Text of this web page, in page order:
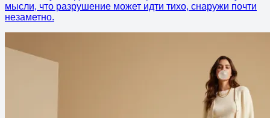
мысли, что разрушение может идти тихо, снаружи почти
незаметно.